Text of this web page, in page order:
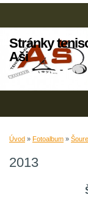
Stránky
Aši
Úvod » Fotoalbum »
2013